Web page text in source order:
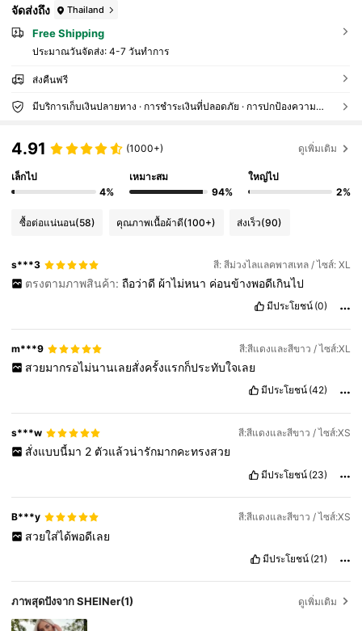
จัดส่งถึง Thailand
Free Shipping
ประมาณวันจัดส่ง: 4-7 วันทำการ
ส่งคืนฟรี
มีบริการเก็บเงินปลายทาง · การชำระเงินที่ปลอดภัย · การปกป้องความเป็นส่วนตัว
4.91 (1000+) ดูเพิ่มเติม
เล็กไป
4%
เหมาะสม
94%
ใหญ่ไป
2%
ซื้อต่อแน่นอน(58) คุณภาพเนื้อผ้าดี(100+) ส่งเร็ว(90)
s***3 สี: สีม่วงไลแลคพาสเทล / ไซส์: XL
ตรงตามภาพสินค้า: ถือว่าดี ผ้าไม่หนา ค่อนข้างพอดีเกินไป
มีประโยชน์ (0)
m***9 สี:สีแดงและสีขาว / ไซส์:XL
สวยมากรอไม่นานเลยสั่งครั้งแรกก็ประทับใจเลย
มีประโยชน์ (42)
s***w สี:สีแดงและสีขาว / ไซส์:XS
สั่งแบบนี้มา 2 ตัวแล้วน่ารักมากคะทรงสวย
มีประโยชน์ (23)
B***y สี:สีแดงและสีขาว / ไซส์:XS
สวยใส่ได้พอดีเลย
มีประโยชน์ (21)
ภาพสุดปังจาก SHEINer(1) ดูเพิ่มเติม